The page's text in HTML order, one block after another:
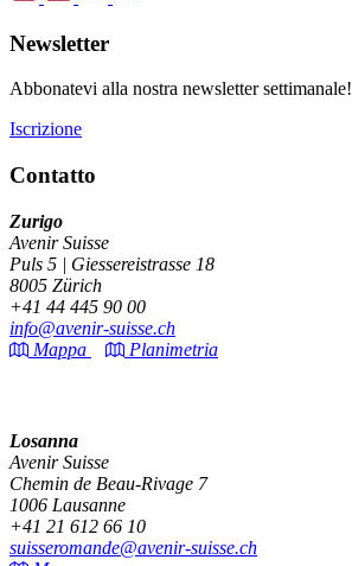
Newsletter
Abbonatevi alla nostra newsletter settimanale!
Iscrizione
Contatto
Zurigo
Avenir Suisse
Puls 5 | Giessereistrasse 18
8005 Zürich
+41 44 445 90 00
info@avenir-suisse.ch
Mappa
Planimetria
Losanna
Avenir Suisse
Chemin de Beau-Rivage 7
1006 Lausanne
+41 21 612 66 10
suisseromande@avenir-suisse.ch